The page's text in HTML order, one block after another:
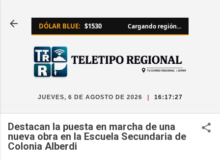
DÓLAR BLUE: $1530 Cargando región...
JUEVES, 6 DE AGOSTO DE 2026 16:17:27
Destacan la puesta en marcha de una
nueva obra en la Escuela Secundaria de
Colonia Alberdi